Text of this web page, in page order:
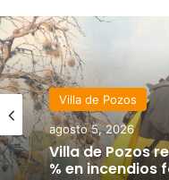
Villa de Pozos
agosto 5, 2026
Villa de Pozos
% en incendios